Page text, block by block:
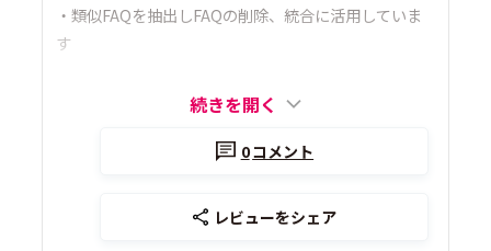
・類似FAQを抽出しFAQの削除、統合に活用していま
す
続きを開く
0コメント
レビューをシェア